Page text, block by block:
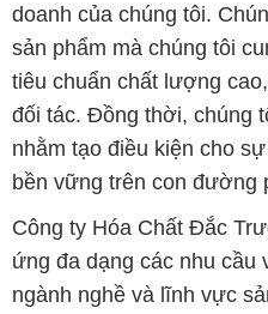
doanh của chúng tôi.
sản phẩm mà chúng tôi
tiêu chuẩn chất lượng
đối tác. Đồng thời, chúng
nhằm tạo điều kiện cho
bền vững trên con đường
Công ty Hóa Chất Đắc
ứng đa dạng các nhu cầu
ngành nghề và lĩnh vực